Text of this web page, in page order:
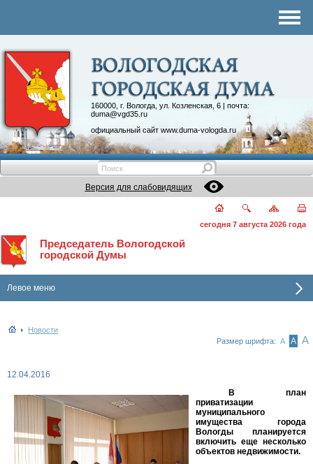
160000, г. Вологда, ул. Козленская, 6 | почта:
duma@vgd35.ru
официальный сайт www.duma-vologda.ru
Контакты
Депутатские объединения
Версия для слабовидящих
сегодня 7 августа 2026 года
Председатель Вологодской
городской Думы
Левое меню
Новости
Размер шрифта: А А А
12.04.2016
В план
приватизации
муниципального
имущества города
Вологды планируется
включить еще несколько
объектов недвижимости.